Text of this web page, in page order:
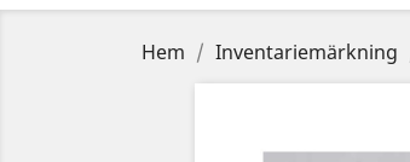
Hem Inventariemärkning